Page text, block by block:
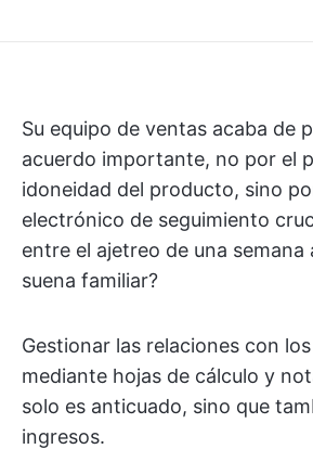
Su equipo de ventas acaba de
acuerdo importante, no por el
idoneidad del producto, sino
electrónico de seguimiento
entre el ajetreo de una semana
suena familiar?
Gestionar las relaciones con
mediante hojas de cálculo y
solo es anticuado, sino que
ingresos.